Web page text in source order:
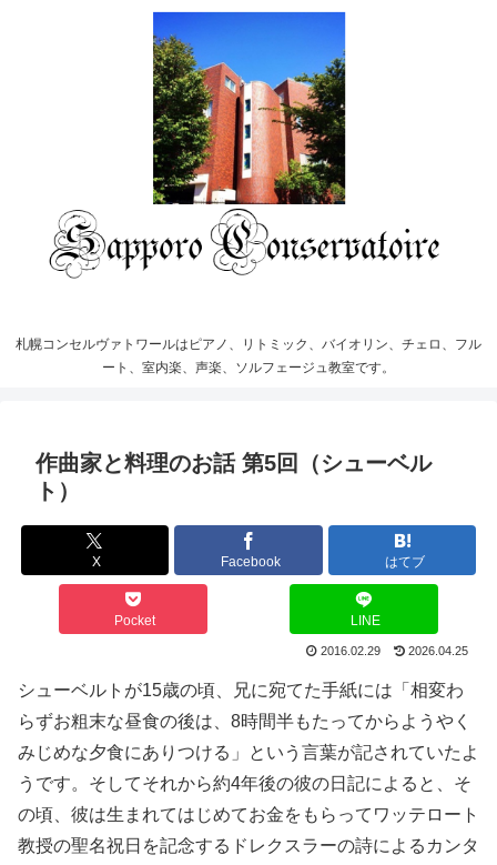
札幌コンセルヴァトワールはピアノ、リトミック、バイオリン、チェロ、フル
ート、室内楽、声楽、ソルフェージュ教室です。
作曲家と料理のお話 第5回（シューベル
ト）
X Facebook はてブ
Pocket LINE
2016.02.29 2026.04.25
シューベルトが15歳の頃、兄に宛てた手紙には「相変わ
らずお粗末な昼食の後は、8時間半もたってからようやく
みじめな夕食にありつける」という言葉が記されていたよ
うです。そしてそれから約4年後の彼の日記によると、そ
の頃、彼は生まれてはじめてお金をもらってワッテロート
教授の聖名祝日を記念するドレクスラーの詩によるカンタ